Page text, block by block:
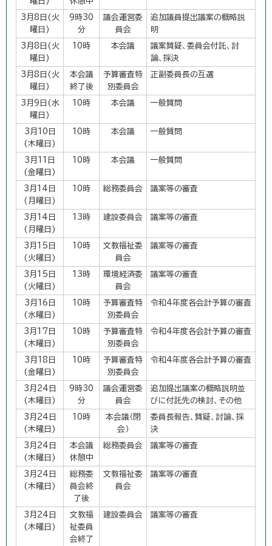
3月8日(火
曜日)
9時30
分
議会運営委
員会
追加議員提出議案の概略説
明
3月8日(火
曜日)
10時 本会議
議案質疑、委員会付託、討
論、採決
3月8日(火
曜日)
本会議
終了後
予算審査特
別委員会
正副委員長の互選
3月9日(水
曜日)
10時 本会議 一般質問
3月10日
(木曜日)
10時 本会議 一般質問
3月11日
(金曜日)
10時 本会議 一般質問
3月14日
(月曜日)
10時 総務委員会 議案等の審査
3月14日
(月曜日)
13時 建設委員会 議案等の審査
3月15日
(火曜日)
10時
文教福祉委
員会
議案等の審査
3月15日
(火曜日)
13時
環境経済委
員会
議案等の審査
3月16日
(水曜日)
10時
予算審査特
別委員会
令和4年度各会計予算の審査
3月17日
(木曜日)
10時
予算審査特
別委員会
令和4年度各会計予算の審査
3月18日
(金曜日)
10時
予算審査特
別委員会
令和4年度各会計予算の審査
3月24日
(木曜日)
9時30
分
議会運営委
員会
追加提出議案の概略説明並
びに付託先の検討、その他
3月24日
(木曜日)
10時
本会議（閉
会）
委員長報告、質疑、討論、採
決
3月24日
(木曜日)
本会議
休憩中
総務委員会 議案等の審査
3月24日
(木曜日)
総務委
員会終
了後
文教福祉委
員会
議案等の審査
3月24日
(木曜日)
文教福
祉委員
会終了
建設委員会 議案等の審査